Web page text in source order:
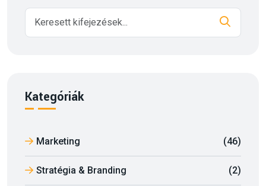
Kategóriák
Marketing (46)
Stratégia & Branding (2)